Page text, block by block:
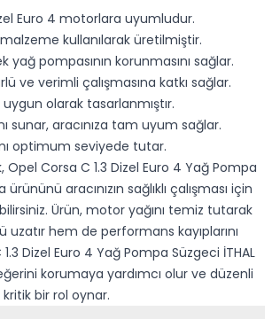
Euro 4 motorlara uyumludur.
kullanılarak üretilmiştir.
yağ pompasının korunmasını sağlar.
ve verimli çalışmasına katkı sağlar.
olarak tasarlanmıştır.
sunar, aracınıza tam uyum sağlar.
optimum seviyede tutar.
Corsa C 1.3 Dizel Euro 4 Yağ Pompa
aracınızın sağlıklı çalışması için
Ürün, motor yağını temiz tutarak
hem de performans kayıplarını
Dizel Euro 4 Yağ Pompa Süzgeci İTHAL
korumaya yardımcı olur ve düzenli
bir rol oynar.